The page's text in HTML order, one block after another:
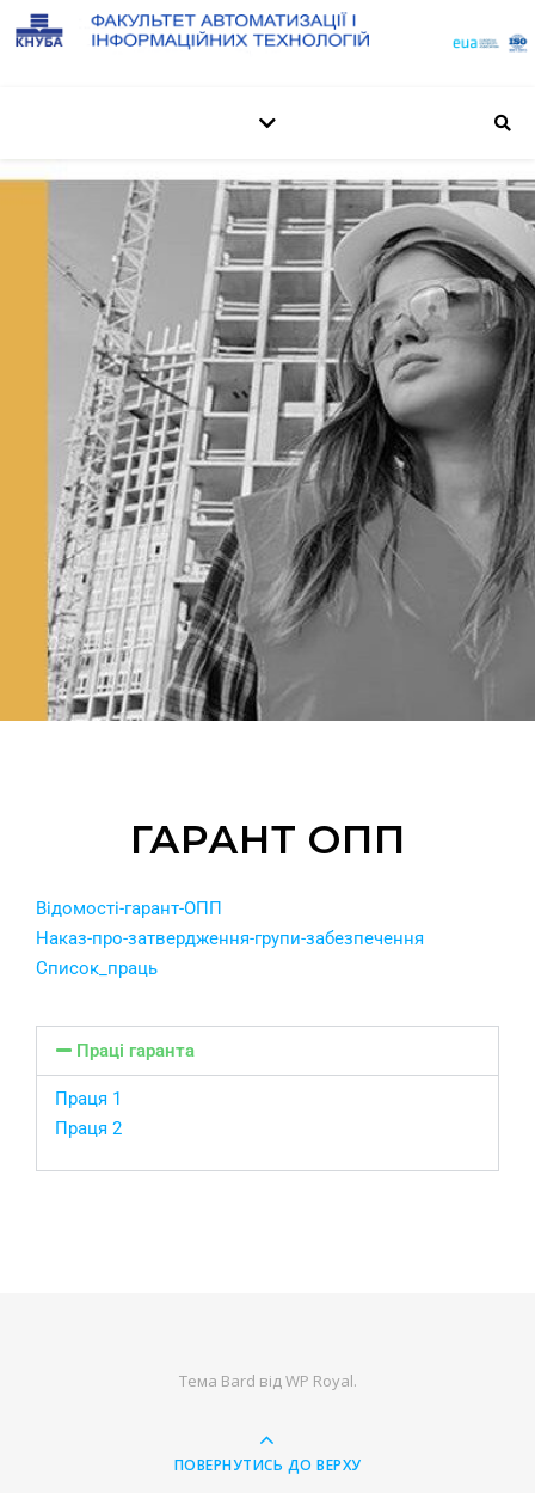
ГАРАНТ ОПП
Відомості-гарант-ОПП
Наказ-про-затвердження-групи-забезпечення
Список_праць
Праці гаранта
Праця 1
Праця 2
Тема Bard відWP Royal.
ПОВЕРНУТИСЬ ДО ВЕРХУ